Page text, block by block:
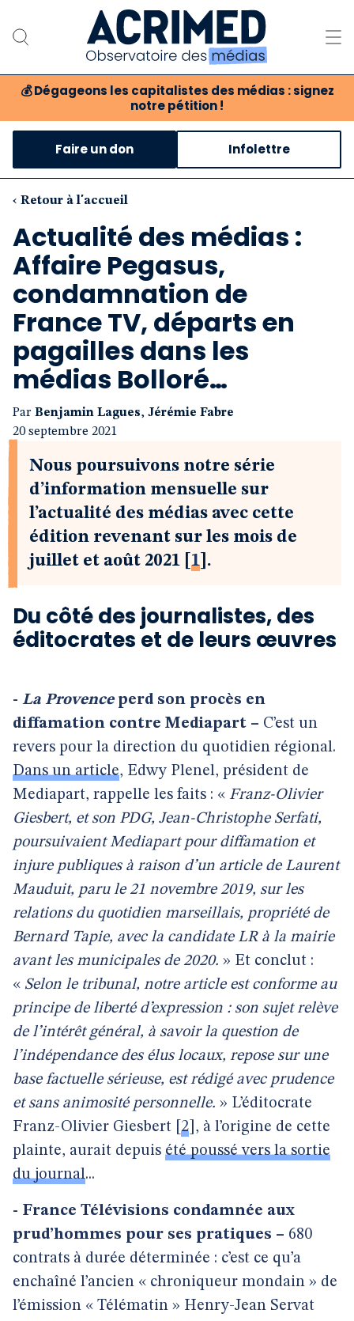
💰 Dégageons les capitalistes des médias : signez
notre pétition !
Notre association
Notre critique des médias
Nos propositions
Notre revue
Boutique
Faire un don Infolettre
‹ Retour à l'accueil
Actualité des médias :
Affaire Pegasus,
condamnation de
France TV, départs en
pagailles dans les
médias Bolloré…
Par Benjamin Lagues, Jérémie Fabre
20 septembre 2021
Nous poursuivons notre série
d’information mensuelle sur
l’actualité des médias avec cette
édition revenant sur les mois de
juillet et août 2021
1 .
Du côté des journalistes, des
éditocrates et de leurs œuvres
- La Provenceperd son procès en
diffamation contre Mediapart – C’est un
revers pour la direction du quotidien régional.
Dans un article, Edwy Plenel, président de
Mediapart, rappelle les faits : « Franz-Olivier
Giesbert, et son PDG, Jean-Christophe Serfati,
poursuivaient Mediapart pour diffamation et
injure publiques à raison d’un article de Laurent
Mauduit, paru le 21 novembre 2019, sur les
relations du quotidien marseillais, propriété de
Bernard Tapie, avec la candidate LR à la mairie
avant les municipales de 2020. » Et conclut :
« Selon le tribunal, notre article est conforme au
principe de liberté d’expression : son sujet relève
de l’intérêt général, à savoir la question de
l’indépendance des élus locaux, repose sur une
base factuelle sérieuse, est rédigé avec prudence
et sans animosité personnelle. » L’éditocrate
Franz-Olivier Giesbert 2 , à l’origine de cette
plainte, aurait depuis été poussé vers la sortie
du journal...
- France Télévisions condamnée aux
prud’hommes pour ses pratiques – 680
contrats à durée déterminée : c’est ce qu’a
enchaîné l’ancien « chroniqueur mondain » de
l’émission « Télématin » Henry-Jean Servat